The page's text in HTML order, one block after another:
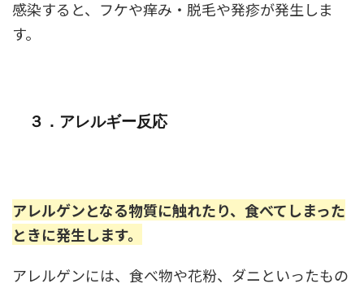
感染すると、フケや痒み・脱毛や発疹が発生しま
す。
３．アレルギー反応
アレルゲンとなる物質に触れたり、食べてしまった
ときに発生します。
アレルゲンには、食べ物や花粉、ダニといったもの